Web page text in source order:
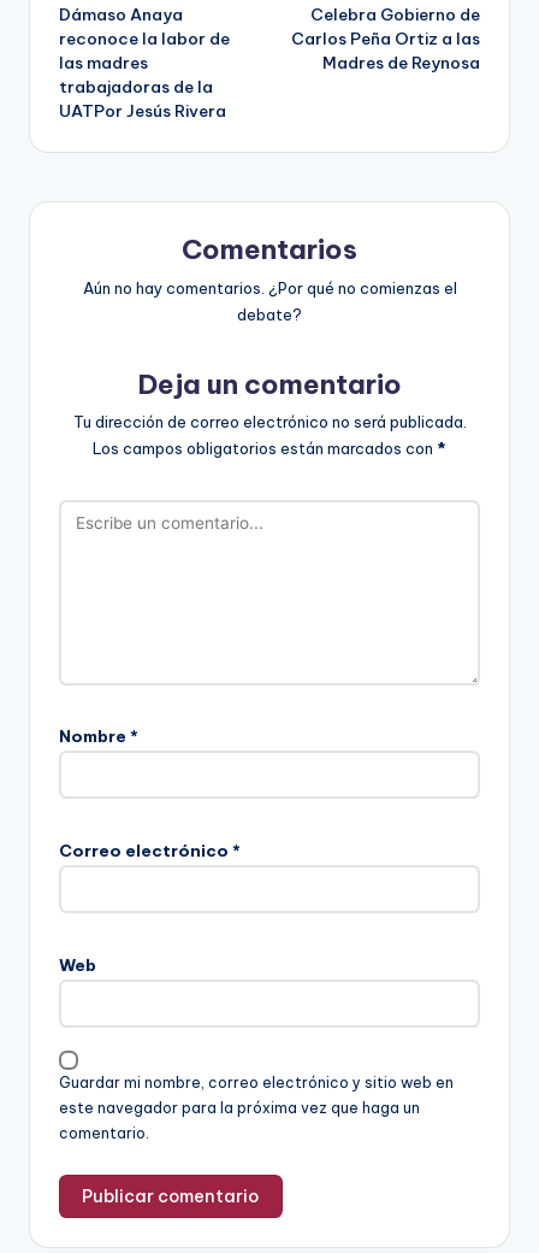
de
entradas
Dámaso Anaya
reconoce la labor de
las madres
trabajadoras de la
UATPor Jesús Rivera
Celebra Gobierno de
Carlos Peña Ortiz a las
Madres de Reynosa
Comentarios
Aún no hay comentarios. ¿Por qué no comienzas el
debate?
Deja un comentario
Tu dirección de correo electrónico no será publicada.
Los campos obligatorios están marcados con *
Nombre *
Correo electrónico *
Web
Guardar mi nombre, correo electrónico y sitio web en
este navegador para la próxima vez que haga un
comentario.